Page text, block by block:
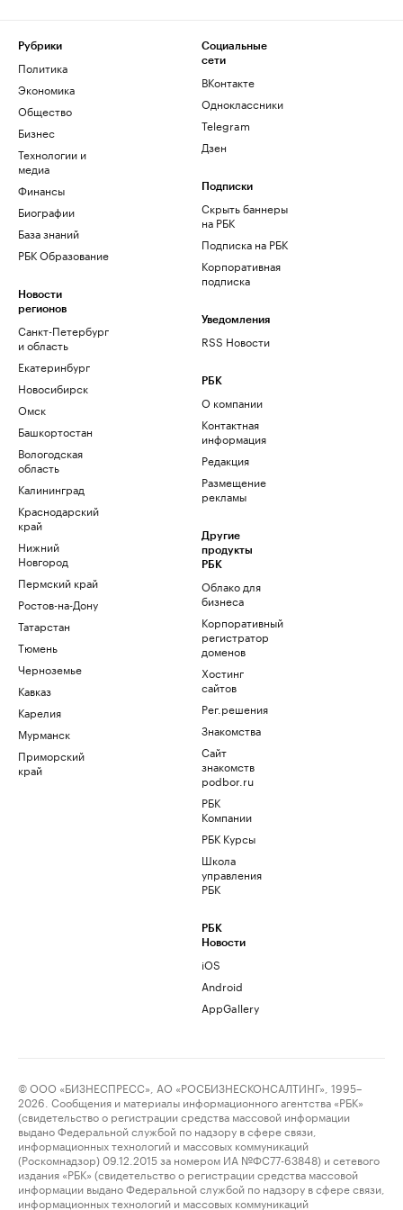
Рубрики
Политика
Экономика
Общество
Бизнес
Технологии и
медиа
Финансы
Биографии
База знаний
РБК Образование
Новости
регионов
Санкт-Петербург
и область
Екатеринбург
Новосибирск
Омск
Башкортостан
Вологодская
область
Калининград
Краснодарский
край
Нижний
Новгород
Пермский край
Ростов-на-Дону
Татарстан
Тюмень
Черноземье
Кавказ
Карелия
Мурманск
Приморский
край
Социальные
сети
ВКонтакте
Одноклассники
Telegram
Дзен
Подписки
Скрыть баннеры
на РБК
Подписка на РБК
Корпоративная
подписка
Уведомления
RSS Новости
РБК
О компании
Контактная
информация
Редакция
Размещение
рекламы
Другие
продукты
РБК
Облако для
бизнеса
Корпоративный
регистратор
доменов
Хостинг
сайтов
Рег.решения
Знакомства
Сайт
знакомств
podbor.ru
РБК
Компании
РБК Курсы
Школа
управления
РБК
РБК
Новости
iOS
Android
AppGallery
© ООО «БИЗНЕСПРЕСС», АО «РОСБИЗНЕСКОНСАЛТИНГ», 1995–
2026. Сообщения и материалы информационного агентства «РБК»
(свидетельство о регистрации средства массовой информации
выдано Федеральной службой по надзору в сфере связи,
информационных технологий и массовых коммуникаций
(Роскомнадзор) 09.12.2015 за номером ИА №ФС77-63848) и сетевого
издания «РБК» (свидетельство о регистрации средства массовой
информации выдано Федеральной службой по надзору в сфере связи,
информационных технологий и массовых коммуникаций